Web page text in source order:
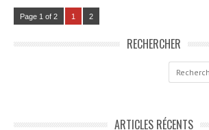
Page 1 of 2 1 2
RECHERCHER
Recherche
ARTICLES RÉCENTS